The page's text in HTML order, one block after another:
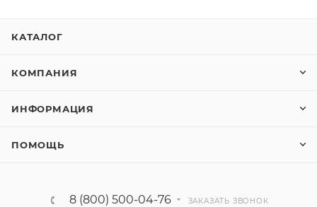
КАТАЛОГ
КОМПАНИЯ
ИНФОРМАЦИЯ
ПОМОЩЬ
8 (800) 500-04-76 ЗАКАЗАТЬ ЗВОНОК